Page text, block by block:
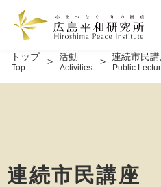
トップ
Top
活動
Activities
連続市民講
Public
連続市民講座